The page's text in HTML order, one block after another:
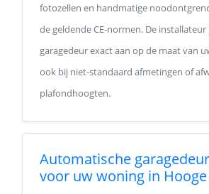
fotozellen en handmatige
de geldende CE-normen. De installateur
garagedeur exact aan op de maat van
ook bij niet-standaard afmetingen of
plafondhoogten.
Automatische
voor uw woning in